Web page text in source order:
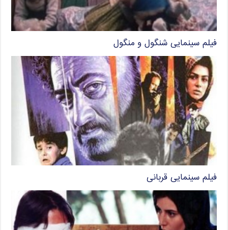
فیلم سینمایی شنگول و منگول
فیلم سینمایی قربانی